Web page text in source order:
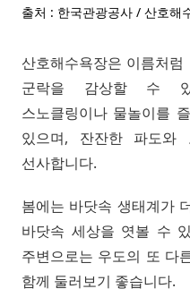
출처 : 한국관광공사 / 산호해
산호해수욕장은 이름처
군락을 감상할 수 있
스노클링이나 물놀이를
있으며, 잔잔한 파도와
선사합니다.
봄에는 바닷속 생태계가
바닷속 세상을 엿볼 수
주변으로는 우도의 또 다
함께 둘러보기 좋습니다.